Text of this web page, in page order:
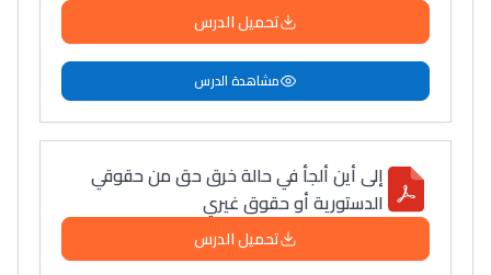
تحميل الدرس
مشاهدة الدرس
إلى أين ألجأ في حالة خرق حق من حقوقي
الدستورية أو حقوق غيري
تحميل الدرس